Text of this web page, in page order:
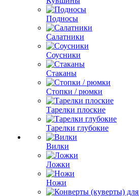
Подносы
Салатники
Соусники
Стаканы
Стопки / рюмки
Тарелки плоские
Тарелки глубокие
Вилки
Ложки
Ножи